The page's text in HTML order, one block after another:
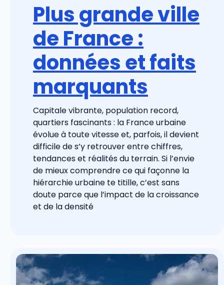
Plus grande ville
de France :
données et faits
marquants
Capitale vibrante, population record,
quartiers fascinants : la France urbaine
évolue à toute vitesse et, parfois, il devient
difficile de s’y retrouver entre chiffres,
tendances et réalités du terrain. Si l’envie
de mieux comprendre ce qui façonne la
hiérarchie urbaine te titille, c’est sans
doute parce que l’impact de la croissance
et de la densité